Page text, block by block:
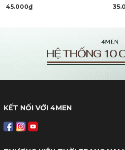
45.000₫
KẾT NỐI VỚI 4MEN